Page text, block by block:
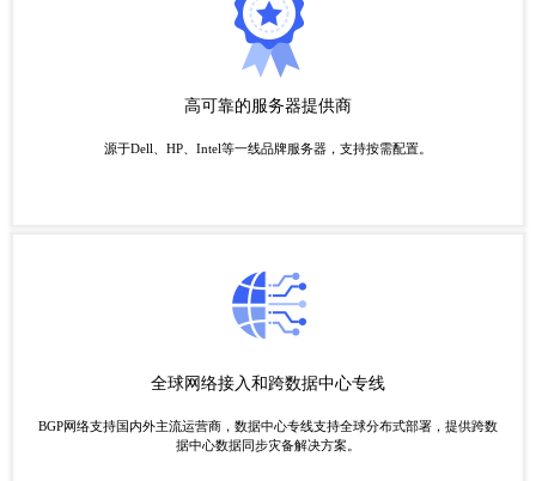
高可靠的服务器提供商
源于Dell、HP、Intel等一线品牌服务器，支持按需配置。
全球网络接入和跨数据中心专线
BGP网络支持国内外主流运营商，数据中心专线支持全球分布式部署，提供跨数
据中心数据同步灾备解决方案。